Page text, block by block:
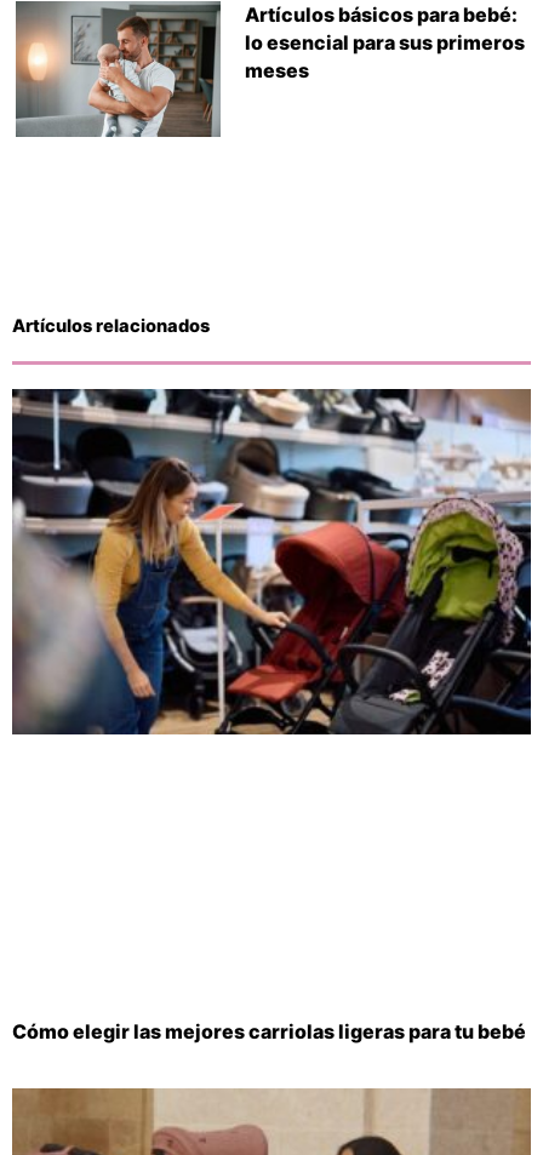
Artículos básicos para bebé:
lo esencial para sus primeros
meses
Artículos relacionados
Cómo elegir las mejores carriolas ligeras para tu bebé